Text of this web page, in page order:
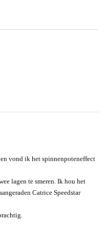
vond ik het spinnenpoteneffect
lagen te smeren. Ik hou het
Catrice Speedstar